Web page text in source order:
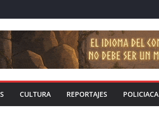
CULTURA REPORTAJES POLICIACA